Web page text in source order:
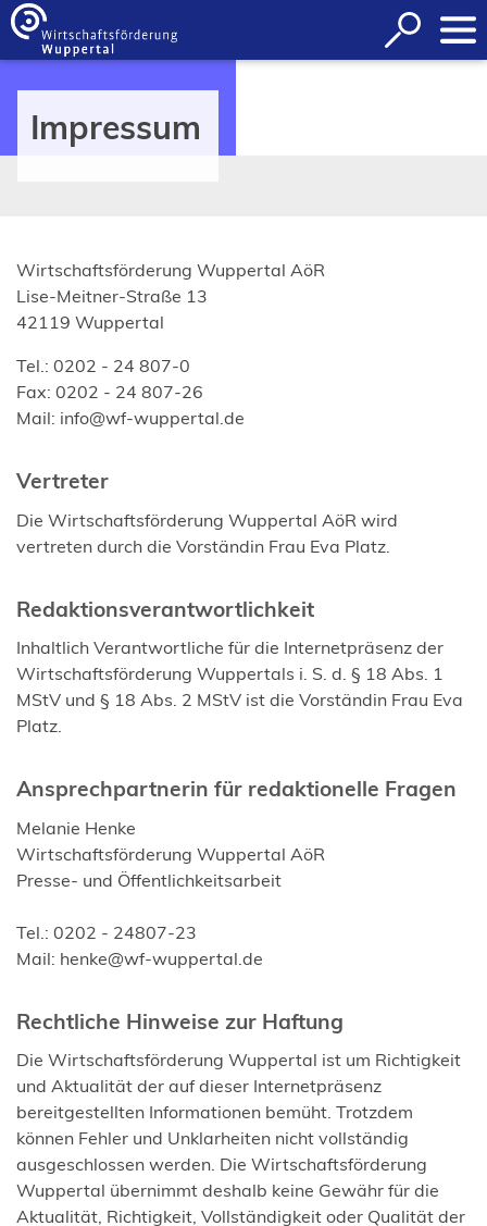
Inhalt anspringen
Suche
öffnen
Impressum
Wirtschaftsförderung Wuppertal AöR
Lise-Meitner-Straße 13
42119 Wuppertal
Tel.: 0202 - 24 807-0
Fax: 0202 - 24 807-26
Mail: info wf-wuppertal de
Vertreter
Die Wirtschaftsförderung Wuppertal AöR wird
vertreten durch die Vorständin Frau Eva Platz.
Redaktionsverantwortlichkeit
Inhaltlich Verantwortliche für die Internetpräsenz der
Wirtschaftsförderung Wuppertals i. S. d. § 18 Abs. 1
MStV und § 18 Abs. 2 MStV ist die Vorständin Frau Eva
Platz.
Ansprechpartnerin für redaktionelle Fragen
Melanie Henke
Wirtschaftsförderung Wuppertal AöR
Presse- und Öffentlichkeitsarbeit
Tel.: 0202 - 24807-23
Mail: henke wf-wuppertal de
Rechtliche Hinweise zur Haftung
Die Wirtschaftsförderung Wuppertal ist um Richtigkeit
und Aktualität der auf dieser Internetpräsenz
bereitgestellten Informationen bemüht. Trotzdem
können Fehler und Unklarheiten nicht vollständig
ausgeschlossen werden. Die Wirtschaftsförderung
Wuppertal übernimmt deshalb keine Gewähr für die
Aktualität, Richtigkeit, Vollständigkeit oder Qualität der